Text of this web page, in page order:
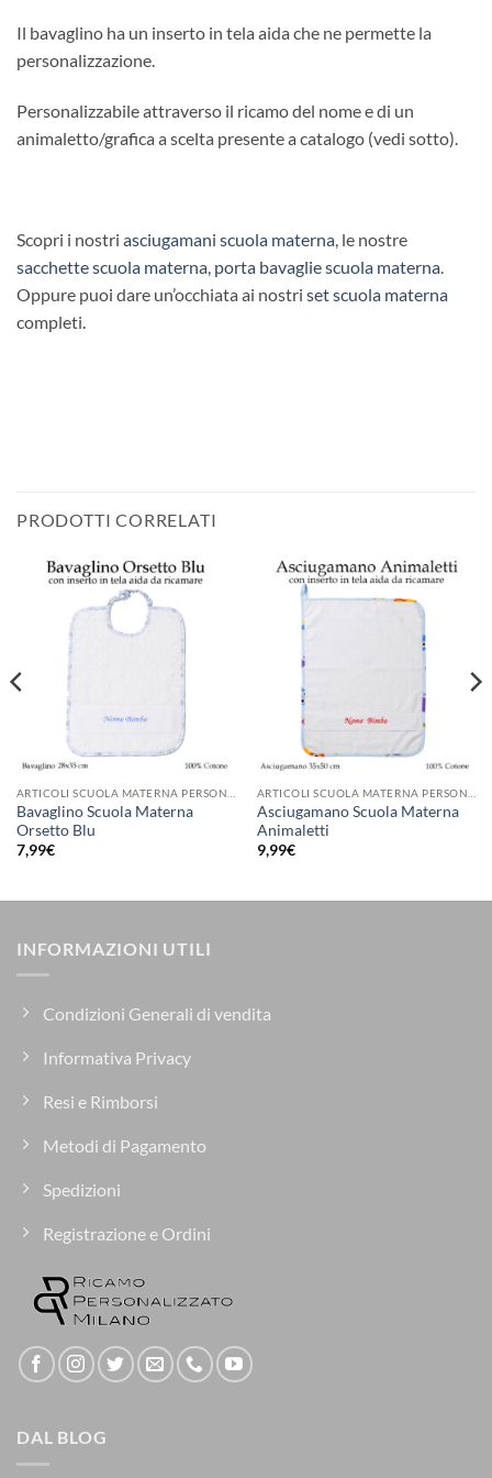
Il bavaglino ha un inserto in tela aida che ne permette la
personalizzazione.
Personalizzabile attraverso il ricamo del nome e di un
animaletto/grafica a scelta presente a catalogo (vedi sotto).
Scopri i nostri asciugamani scuola materna , le nostre
sacchette scuola materna porta bavaglie scuola materna
Oppure puoi dare un’occhiata ai nostri set scuola materna
completi.
PRODOTTI CORRELATI
Bavaglino Scuola Materna
Orsetto Blu
7,99€
Asciugamano Scuola Materna
Animaletti
9,99€
INFORMAZIONI UTILI
Condizioni Generali di vendita
Informativa Privacy
Resi e Rimborsi
Metodi di Pagamento
Spedizioni
Registrazione e Ordini
DAL BLOG